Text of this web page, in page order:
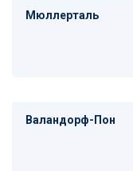
Мюллерталь
Валандорф-Пон